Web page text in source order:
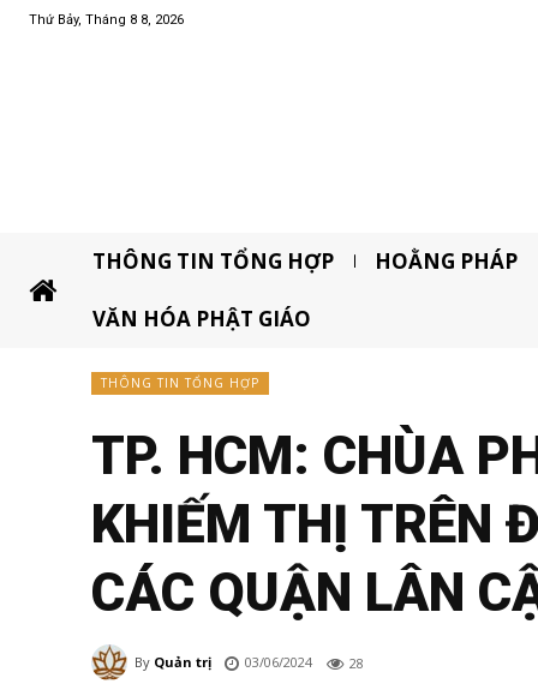
Thứ Bảy, Tháng 8 8, 2026
THÔNG TIN TỔNG HỢP HOẰNG PHÁP
VĂN HÓA PHẬT GIÁO
THÔNG TIN TỔNG HỢP
TP. HCM: CHÙA
KHIẾM THỊ TRÊN
CÁC QUẬN LÂN
By Quản trị 03/06/2024 28